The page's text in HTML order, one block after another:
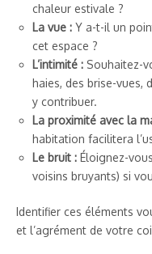
chaleur estivale ?
La vue : Y a-t-il un
cet espace ?
L’intimité : Souhaitez-
haies, des brise-vues,
y contribuer.
La proximité avec la
habitation facilitera
Le bruit : Éloignez-
voisins bruyants) si
Identifier ces éléments
et l’agrément de votre